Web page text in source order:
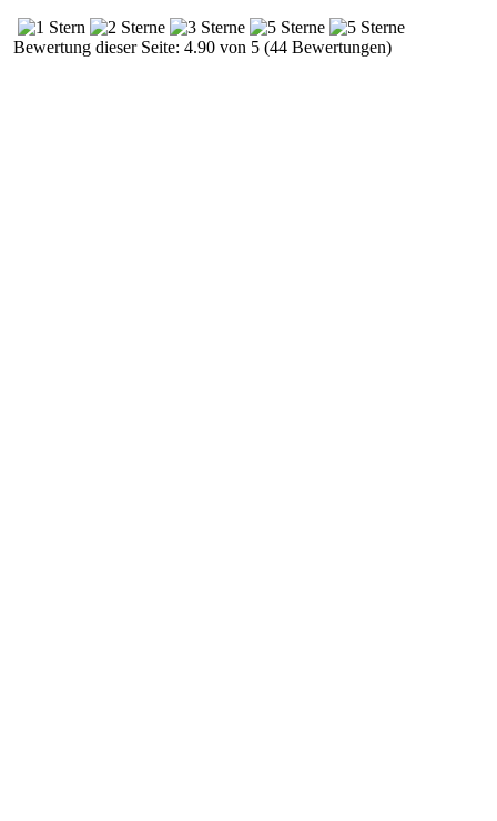
Bewertung dieser Seite: 4.90 von 5 (44 Bewertungen)